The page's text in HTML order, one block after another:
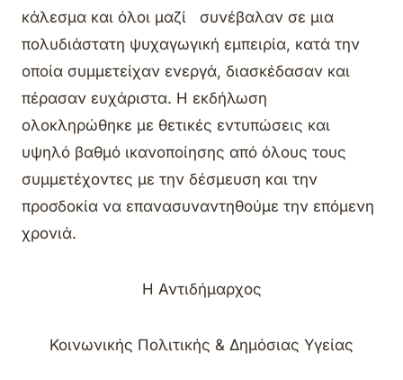
κάλεσμα και όλοι μαζί συνέβαλαν σε μια
πολυδιάστατη ψυχαγωγική εμπειρία, κατά την
οποία συμμετείχαν ενεργά, διασκέδασαν και
πέρασαν ευχάριστα. Η εκδήλωση
ολοκληρώθηκε με θετικές εντυπώσεις και
υψηλό βαθμό ικανοποίησης από όλους τους
συμμετέχοντες με την δέσμευση και την
προσδοκία να επανασυναντηθούμε την επόμενη
χρονιά.
Η Αντιδήμαρχος
Κοινωνικής Πολιτικής & Δημόσιας Υγείας